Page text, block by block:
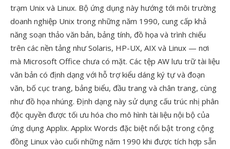
trạm Unix và Linux. Bộ ứng dụng này hướng tới môi trường
doanh nghiệp Unix trong những năm 1990, cung cấp khả
năng soạn thảo văn bản, bảng tính, đồ họa và trình chiếu
trên các nền tảng như Solaris, HP-UX, AIX và Linux — nơi
mà Microsoft Office chưa có mặt. Các tệp AW lưu trữ tài liệu
văn bản có định dạng với hỗ trợ kiểu dáng ký tự và đoạn
văn, bố cục trang, bảng biểu, đầu trang và chân trang, cùng
như đồ họa nhúng. Định dạng này sử dụng cấu trúc nhị phân
độc quyền được tối ưu hóa cho mô hình tài liệu nội bộ của
ứng dụng Applix. Applix Words đặc biệt nổi bật trong cộng
đồng Linux vào cuối những năm 1990 khi được tích hợp sẵn